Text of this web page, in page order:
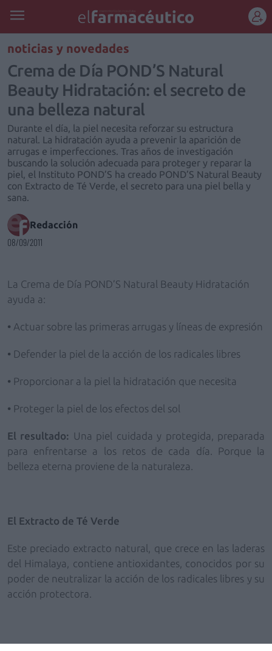
REGÍSTRATE
noticias y novedades
Crema de Día POND’S Natural
Beauty Hidratación: el secreto de
una belleza natural
Durante el día, la piel necesita reforzar su estructura
natural. La hidratación ayuda a prevenir la aparición de
arrugas e imperfecciones. Tras años de investigación
buscando la solución adecuada para proteger y reparar la
piel, el Instituto POND’S ha creado POND’S Natural Beauty
con Extracto de Té Verde, el secreto para una piel bella y
sana.
Redacción
08/09/2011
La Crema de Día POND’S Natural Beauty Hidratación
ayuda a:
• Actuar sobre las primeras arrugas y líneas de expresión
• Defender la piel de la acción de los radicales libres
• Proporcionar a la piel la hidratación que necesita
• Proteger la piel de los efectos del sol
El resultado: Una piel cuidada y protegida, preparada
para enfrentarse a los retos de cada día
Porque la
belleza eterna proviene de la naturaleza.
El Extracto de Té Verde
Este preciado extracto natural, que crece en las laderas
del Himalaya, contiene antioxidantes, conocidos por su
poder de neutralizar la acción de los radicales libres y su
acción protectora.